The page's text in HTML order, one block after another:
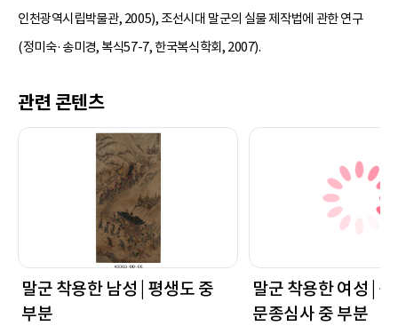
인천광역시립박물관, 2005), 조선시대 말군의 실물 제작법에 관한 연구
(정미숙·송미경, 복식57-7, 한국복식학회, 2007).
관련 콘텐츠
말군 착용한 남성 | 평생도 중
부분
말군 착용한 여성 |
문종심사 중 부분